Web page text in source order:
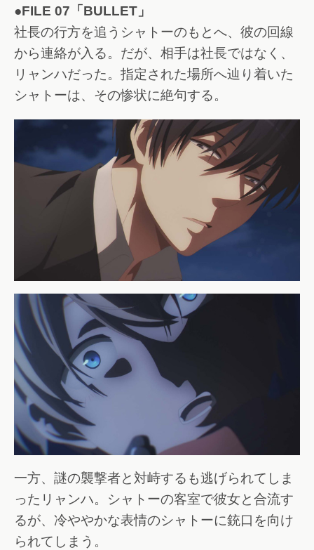
●FILE 07「BULLET」
社長の行方を追うシャトーのもとへ、彼の回線
から連絡が入る。だが、相手は社長ではなく、
リャンハだった。指定された場所へ辿り着いた
シャトーは、その惨状に絶句する。
一方、謎の襲撃者と対峙するも逃げられてしま
ったリャンハ。シャトーの客室で彼女と合流す
るが、冷ややかな表情のシャトーに銃口を向け
られてしまう。